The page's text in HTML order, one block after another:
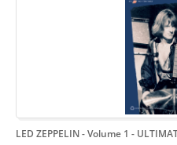
LED ZEPPELIN - Volume 1 -